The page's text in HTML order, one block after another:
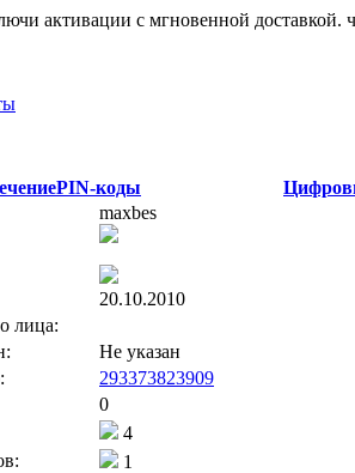
активации с мгновенной доставкой.
PIN-коды
maxbes
20.10.2010
лица:
Не указан
293373823909
0
4
1